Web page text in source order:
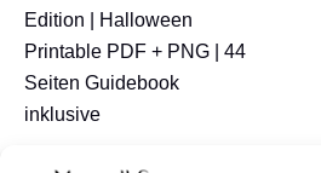
Edition | Halloween
Printable PDF + PNG | 44
Seiten Guidebook
inklusive